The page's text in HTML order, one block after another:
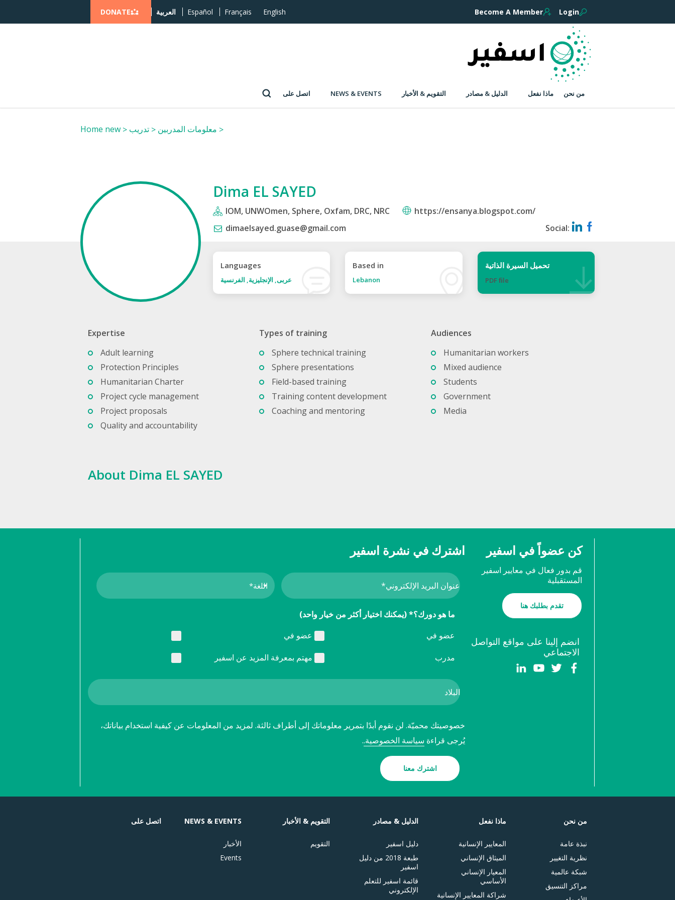
Login
Become A Member
English
Français
Español العربية DONATE
من نحن ماذا نفعل الدليل & مصادر التقويم & الأخبار NEWS & EVENTS اتصل على
Home new تدريب معلومات المدربين
Dima EL SAYED
IOM, UNWOmen, Sphere, Oxfam, DRC, NRC
https://ensanya.blogspot.com/
dimaelsayed.guase@gmail.com
Social:
Languages
عربى, الإنجليزية, الفرنسية
Based in
Lebanon
تحميل السيرة الذاتية
PDF ﬁle
Expertise
Adult learning
Protection Principles
Humanitarian Charter
Project cycle management
Project proposals
Quality and accountability
Types of training
Sphere technical training
Sphere presentations
Field-based training
Training content development
Coaching and mentoring
Audiences
Humanitarian workers
Mixed audience
Students
Government
Media
About Dima EL SAYED
كن عضواً في اسفير
قم بدور فعال في معايير اسفير
المستقبلية
تقدم بطلبك هنا
انضم إلينا على مواقع التواصل
الاجتماعي
اشترك في نشرة اسفير
ما هو دورك؟* (يمكنك اختيار أكثر من خيار واحد)
عضو في
عضو في
مدرب
مهتم بمعرفة المزيد عن اسفير
خصوصيتك محميّة. لن نقوم أبدًا بتمرير معلوماتك إلى أطراف ثالثة. لمزيد من المعلومات عن كيفية استخدام بياناتك،
يُرجى قراءة سياسة الخصوصية..
اشترك معنا
من نحن
نبذة عامة
نظرية التغيير
شبكة عالمية
مراكز التنسيق
ماذا نفعل
المعايير الإنسانية
الميثاق الإنساني
المعيار الإنساني
الأساسي
شراكة المعايير الإنسانية
الدليل & مصادر
دليل اسفير
طبعة 2018 من دليل
اسفير
قائمة اسفير للتعلم
الإلكتروني
التقويم & الأخبار
التقويم
NEWS & EVENTS
الأخبار
Events
اتصل على